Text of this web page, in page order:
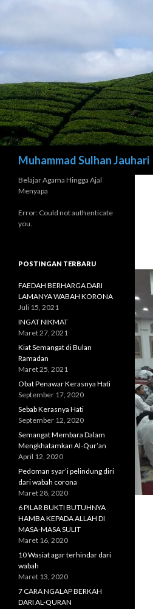
Muhammad Sulhan Jauhari
Belajar Agama Hingga Ajal
Menyapa
Error: Could not authenticate
you.
POSTINGAN TERBARU
FAEDAH BERHARGA DARI
LAMANYA WABAH KORONA
Juli 15, 2021
INGAT NIKMAT
Maret 27, 2021
Kiat Semangat di Bulan
Ramadan
Maret 25, 2021
Obat Penawar Kerasnya Hati
September 17, 2020
Sebab Kerasnya Hati
September 12, 2020
Semangat Membara Dalam
Mengkhatamkan Al-Qur’an
April 12, 2020
Pedoman syar’i pelindung diri
dari wabah corona
Maret 28, 2020
6 PILAR BUKTI BUTUHNYA
HAMBA KEPADA ALLAH DI
MASA-MASA SULIT
Maret 16, 2020
10 Wasiat agar terhindar dari
wabah
Maret 13, 2020
7 CARA NGALAP BERKAH
DARI AL-QURAN